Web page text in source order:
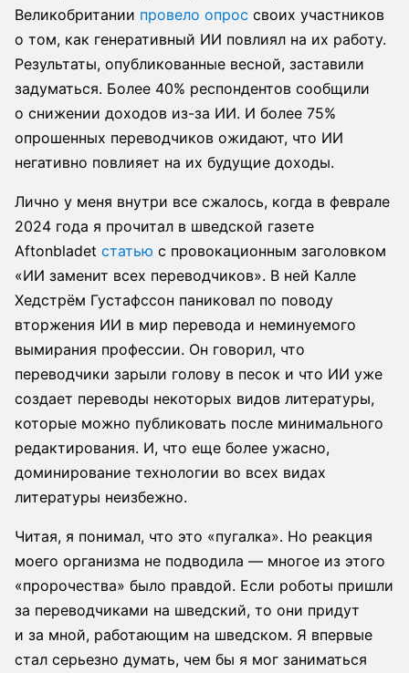
Великобритании провело опрос своих участников
о том, как генеративный ИИ повлиял на их работу.
Результаты, опубликованные весной, заставили
задуматься. Более 40% респондентов сообщили
о снижении доходов из-за ИИ. И более 75%
опрошенных переводчиков ожидают, что ИИ
негативно повлияет на их будущие доходы.
Лично у меня внутри все сжалось, когда в феврале
2024 года я прочитал в шведской газете
Aftonbladet статью с провокационным заголовком
«ИИ заменит всех переводчиков». В ней Калле
Хедстрём Густафссон паниковал по поводу
вторжения ИИ в мир перевода и неминуемого
вымирания профессии. Он говорил, что
переводчики зарыли голову в песок и что ИИ уже
создает переводы некоторых видов литературы,
которые можно публиковать после минимального
редактирования. И, что еще более ужасно,
доминирование технологии во всех видах
литературы неизбежно.
Читая, я понимал, что это «пугалка». Но реакция
моего организма не подводила — многое из этого
«пророчества» было правдой. Если роботы пришли
за переводчиками на шведский, то они придут
и за мной, работающим на шведском. Я впервые
стал серьезно думать, чем бы я мог заниматься